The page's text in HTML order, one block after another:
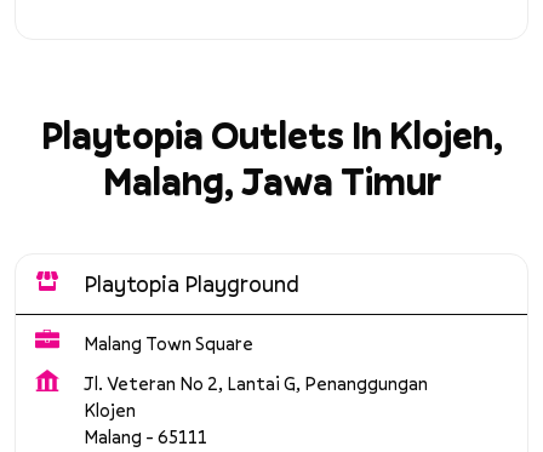
Playtopia Outlets In Klojen,
Malang, Jawa Timur
Playtopia Playground
Malang Town Square
Jl. Veteran No 2, Lantai G, Penanggungan
Klojen
Malang - 65111